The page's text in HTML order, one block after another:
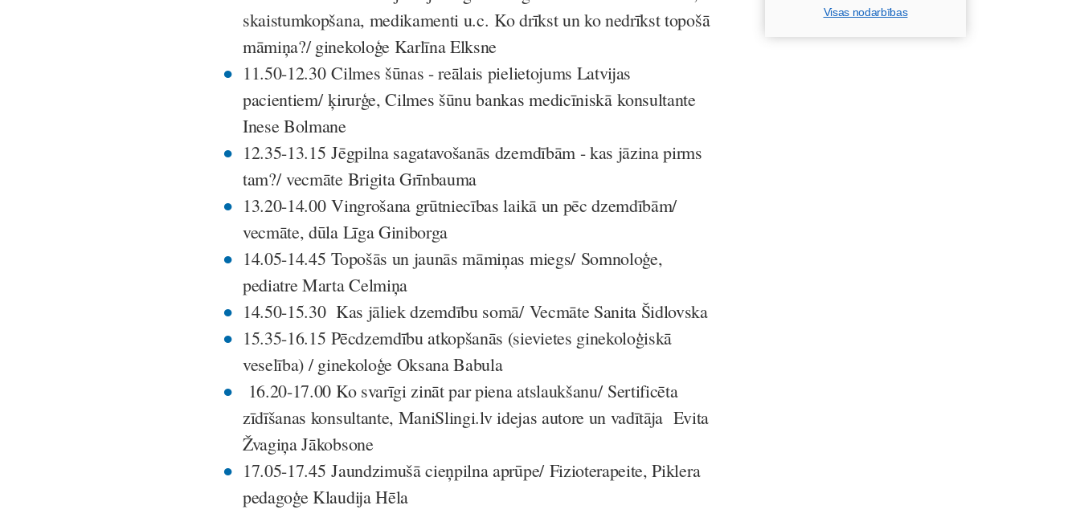
skaistumkopšana, medikamenti u.c. Ko drīkst un ko nedrīkst topošā
māmiņa?/ ginekoloģe Karlīna Elksne
11.50-12.30 Cilmes šūnas - reālais pielietojums Latvijas
pacientiem/ ķirurģe, Cilmes šūnu bankas medicīniskā konsultante
Inese Bolmane
12.35-13.15Jēgpilna sagatavošanās dzemdībām - kas jāzina pirms
tam?/vecmāte Brigita Grīnbauma
13.20-14.00Vingrošana grūtniecības laikā un pēc dzemdībām/
vecmāte, dūla Līga Giniborga
14.05-14.45Topošās un jaunās māmiņas miegs/ Somnoloģe,
pediatre Marta Celmiņa
14.50-15.30 Kas jāliek dzemdību somā/ Vecmāte Sanita Šidlovska
15.35-16.15Pēcdzemdību atkopšanās (sievietes ginekoloģiskā
veselība) / ginekoloģe Oksana Babula
16.20-17.00 Ko svarīgi zināt par piena atslaukšanu/ Sertificēta
zīdīšanas konsultante, ManiSlingi.lv idejas autore un vadītāja Evita
Žvagiņa Jākobsone
17.05-17.45Jaundzimušā cieņpilna aprūpe/ Fizioterapeite, Piklera
pedagoģe Klaudija Hēla
Visas nodarbības